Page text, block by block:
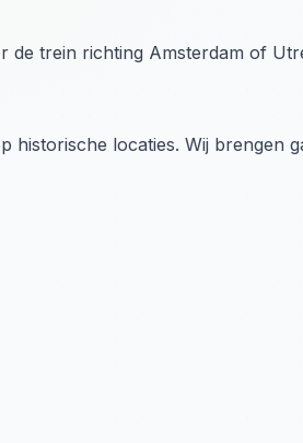
de trein richting Amsterdam of
locaties. Wij brengen